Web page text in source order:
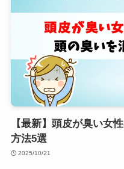
【最新】頭皮が臭い女
方法5選
2025/10/21